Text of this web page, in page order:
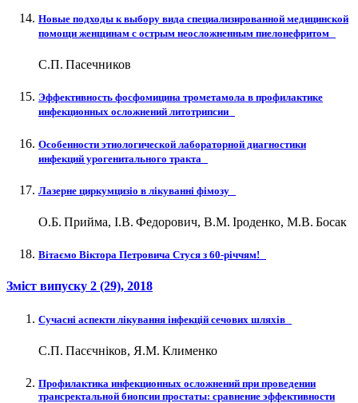
Новые подходы к выбору вида специализированной медицинской
помощи женщинам с острым неосложненным пиелонефритом
С.П. Пасечников
Эффективность фосфомицина трометамола в профилактике
инфекционных осложнений литотрипсии
Особенности этиологической лабораторной диагностики
инфекций урогенитального тракта
Лазерне циркумцизіо в лікуванні фімозу
О.Б. Прийма, І.В. Федорович, В.М. Іроденко, М.В. Босак
Вітаємо Віктора Петровича Стуся з 60-річчям!
Зміст випуску 2 (29), 2018
Сучасні аспекти лікування інфекцій сечових шляхів
С.П. Пасєчніков, Я.М. Клименко
Профилактика инфекционных осложнений при проведении
трансректальной биопсии простаты: сравнение эффективности